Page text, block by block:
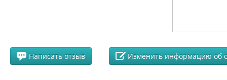
Написать отзыв Изменить информацию об